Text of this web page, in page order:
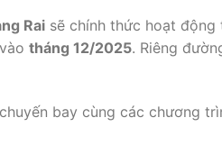
Rai sẽ chính thức hoạt động
tháng 12/2025. Riêng
bay cùng các chương